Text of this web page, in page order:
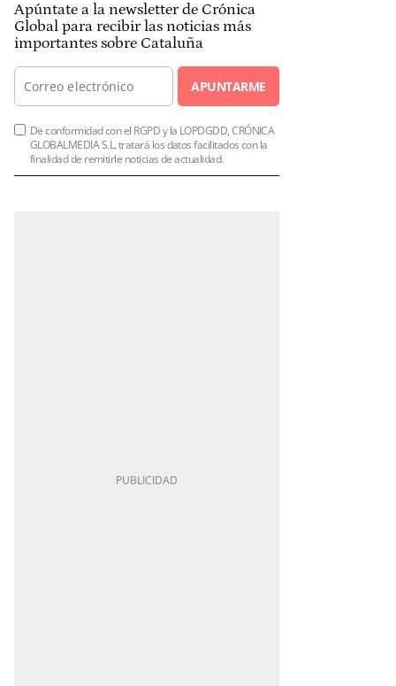
Apúntate a la newsletter de Crónica
Global para recibir las noticias más
importantes sobre Cataluña
APUNTARME
De conformidad con el RGPD y la LOPDGDD, CRÓNICA
GLOBALMEDIA S.L. tratará los datos facilitados con la
finalidad de remitirle noticias de actualidad.